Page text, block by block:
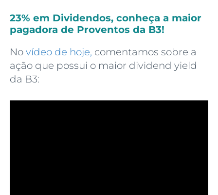
23% em Dividendos, conheça a maior
pagadora de Proventos da B3!
No vídeo de hoje, comentamos sobre a
ação que possui o maior dividend yield
da B3: